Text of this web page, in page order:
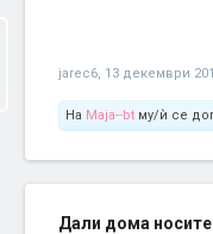
jarec6, 13 декември
На Maja--bt му/ѝ се
Дали дома